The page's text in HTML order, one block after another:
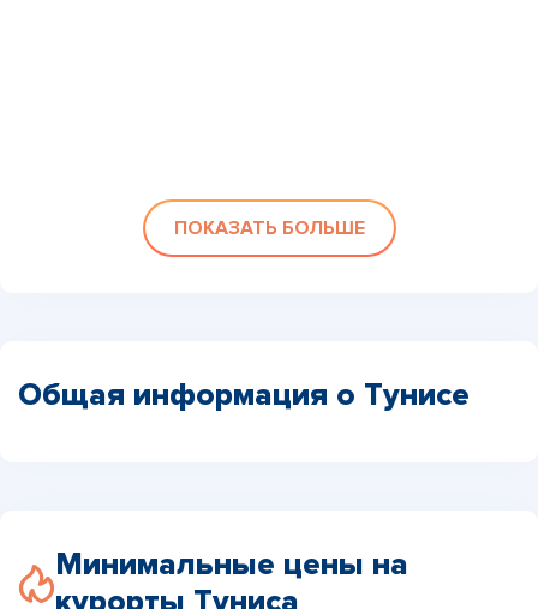
ПОКАЗАТЬ БОЛЬШЕ
Общая информация о Тунисе
Минимальные цены на